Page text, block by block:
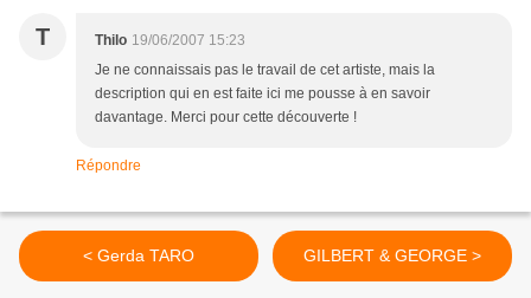
T Thilo 19/06/2007 15:23
Je ne connaissais pas le travail de cet artiste, mais la
description qui en est faite ici me pousse à en savoir
davantage. Merci pour cette découverte !
Répondre
< Gerda TARO GILBERT & GEORGE >